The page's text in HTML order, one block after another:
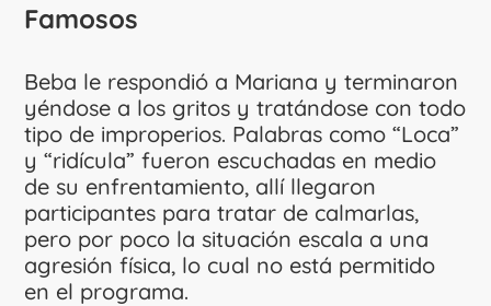
Famosos
Beba le respondió a Mariana y terminaron
yéndose a los gritos y tratándose con todo
tipo de improperios. Palabras como “Loca”
y “ridícula” fueron escuchadas en medio
de su enfrentamiento, allí llegaron
participantes para tratar de calmarlas,
pero por poco la situación escala a una
agresión física, lo cual no está permitido
en el programa.